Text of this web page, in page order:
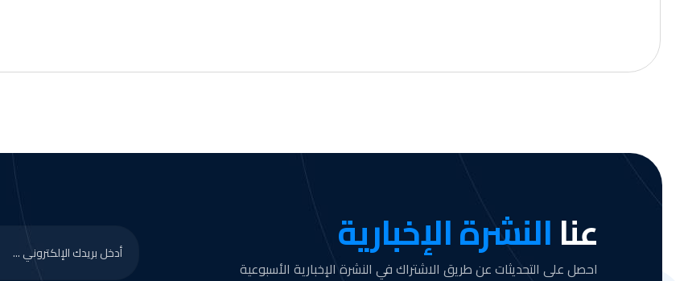
عناالنشرة الإخبارية
احصل على التحديثات عن طريق الاشتراك في النشرة الإخبارية الأسبوعية